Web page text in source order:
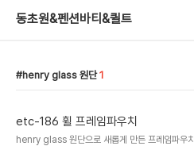
동초원&펜션바티&퀼트
henry glass 원단 1
etc-186 휠 프레임파우치
henry glass 원단으로 새롭게 만든 프레임파우